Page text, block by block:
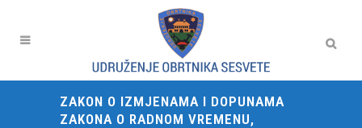
ZAKON O IZMJENAMA I DOPUNAMA
ZAKONA O RADNOM VREMENU,